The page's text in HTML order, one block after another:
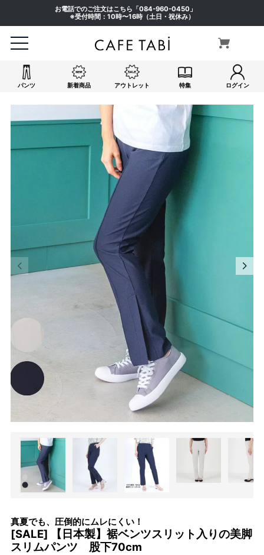
お電話でのご注文はこちら「084-960-0450 」
※受付時間：10時〜16時（土日・祝休み）
パンツ 新着商品 アウトレット 特集 ログイン
真夏でも、圧倒的にムレにくい！
[SALE] 【日本製】裾ベンツスリット入りの美脚
スリムパンツ 股下70cm